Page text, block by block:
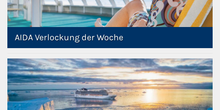
AIDA Verlockung der Woche